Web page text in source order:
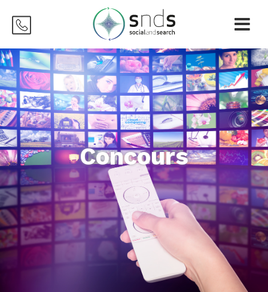
Concours